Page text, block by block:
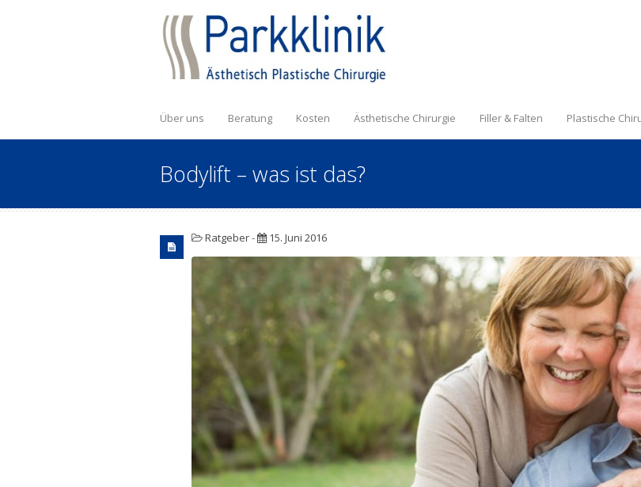
Über uns Beratung Kosten Ästhetische Chirurgie Filler & Falten Plastische
Bodylift – was ist das?
Ratgeber- 15. Juni 2016